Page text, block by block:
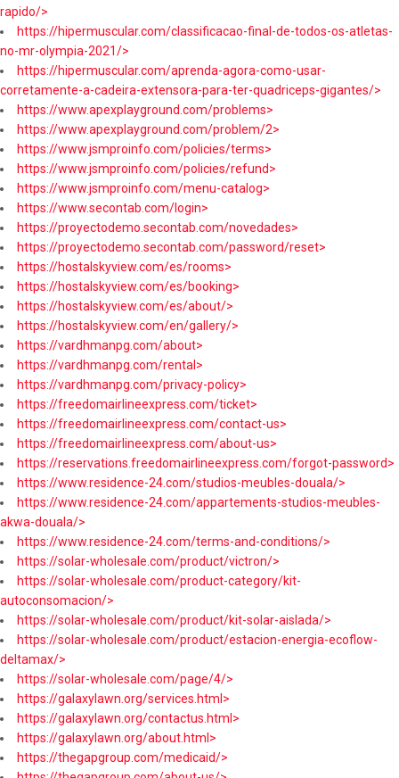
rapido/>
https://hipermuscular.com/classificacao-final-de-todos-os-atletas-
no-mr-olympia-2021/>
https://hipermuscular.com/aprenda-agora-como-usar-
corretamente-a-cadeira-extensora-para-ter-quadriceps-gigantes/>
https://www.apexplayground.com/problems>
https://www.apexplayground.com/problem/2>
https://www.jsmproinfo.com/policies/terms>
https://www.jsmproinfo.com/policies/refund>
https://www.jsmproinfo.com/menu-catalog>
https://www.secontab.com/login>
https://proyectodemo.secontab.com/novedades>
https://proyectodemo.secontab.com/password/reset>
https://hostalskyview.com/es/rooms>
https://hostalskyview.com/es/booking>
https://hostalskyview.com/es/about/>
https://hostalskyview.com/en/gallery/>
https://vardhmanpg.com/about>
https://vardhmanpg.com/rental>
https://vardhmanpg.com/privacy-policy>
https://freedomairlineexpress.com/ticket>
https://freedomairlineexpress.com/contact-us>
https://freedomairlineexpress.com/about-us>
https://reservations.freedomairlineexpress.com/forgot-password>
https://www.residence-24.com/studios-meubles-douala/>
https://www.residence-24.com/appartements-studios-meubles-
akwa-douala/>
https://www.residence-24.com/terms-and-conditions/>
https://solar-wholesale.com/product/victron/>
https://solar-wholesale.com/product-category/kit-
autoconsomacion/>
https://solar-wholesale.com/product/kit-solar-aislada/>
https://solar-wholesale.com/product/estacion-energia-ecoflow-
deltamax/>
https://solar-wholesale.com/page/4/>
https://galaxylawn.org/services.html>
https://galaxylawn.org/contactus.html>
https://galaxylawn.org/about.html>
https://thegapgroup.com/medicaid/>